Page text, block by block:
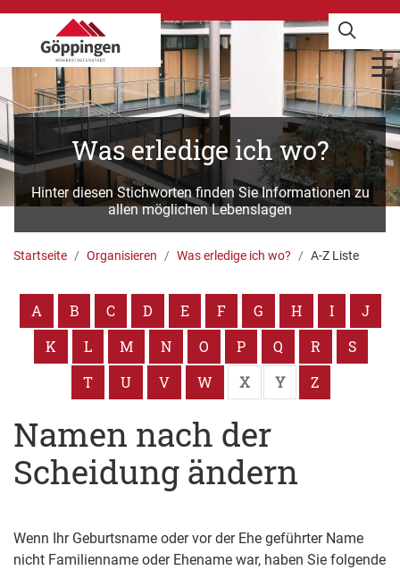
Was erledige ich wo?
Hinter diesen Stichworten finden Sie Informationen zu
allen möglichen Lebenslagen
Startseite Organisieren Was erledige ich wo? A-Z Liste
A B C D E F G H I
J
K
L M N O P Q R
S
T
U V W X Y Z
Namen nach der
Scheidung ändern
Wenn Ihr Geburtsname oder vor der Ehe geführter Name
nicht Familienname oder Ehename war, haben Sie folgende